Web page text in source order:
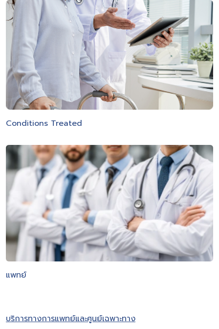
Conditions Treated
แพทย์
บริการทางการแพทย์และศูนย์เฉพาะทาง